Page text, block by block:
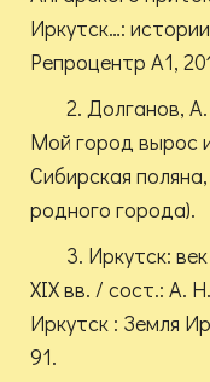
Иркутск…:
Репроцентр А1,
2. Долганов,
Мой город вырос
Сибирская
родного города).
3. Иркутск:
XIX вв. / сост.: А.
Иркутск : Земля
91.